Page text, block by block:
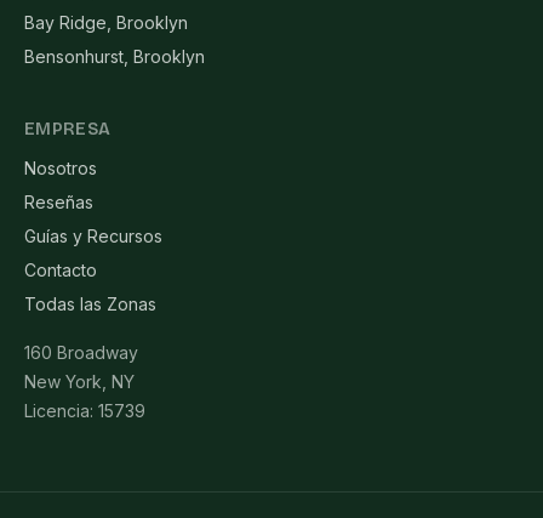
Bay Ridge, Brooklyn
Bensonhurst, Brooklyn
EMPRESA
Nosotros
Reseñas
Guías y Recursos
Contacto
Todas las Zonas
160 Broadway
New York, NY
Licencia: 15739